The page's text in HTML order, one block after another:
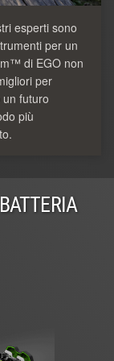
esperti sono
per un
di EGO non
per
futuro
più